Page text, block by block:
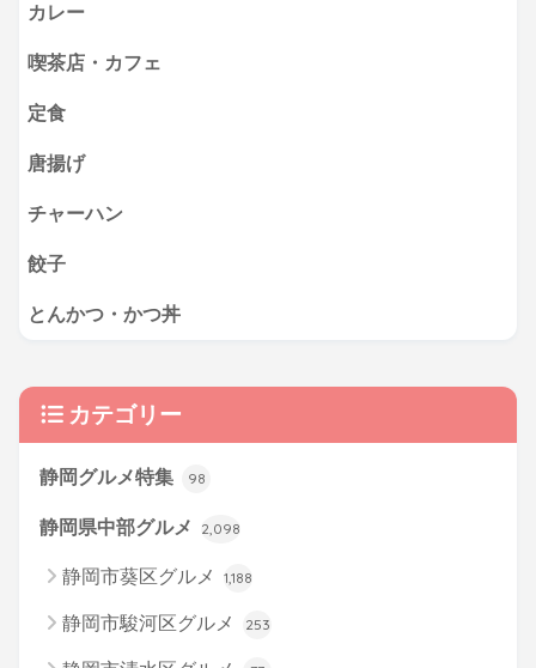
カレー
喫茶店・カフェ
定食
唐揚げ
チャーハン
餃子
とんかつ・かつ丼
カテゴリー
静岡グルメ特集 98
静岡県中部グルメ 2,098
静岡市葵区グルメ 1,188
静岡市駿河区グルメ 253